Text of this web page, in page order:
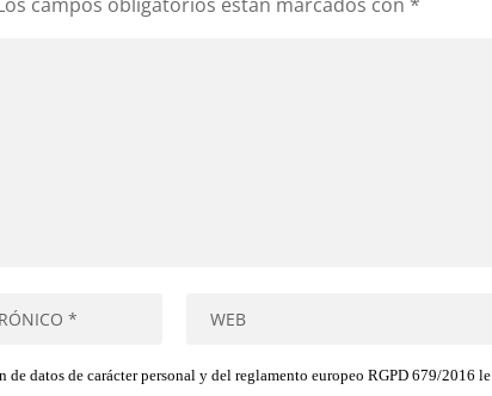
datos de carácter personal y del reglamento europeo RGPD 679/2016 le